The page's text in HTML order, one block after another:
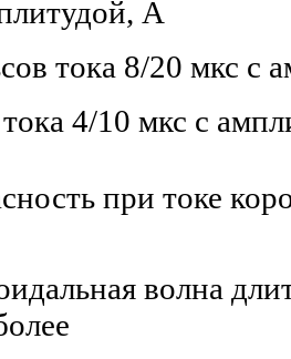
А
тока 8/20 мкс с
4/10 мкс с
при токе
волна